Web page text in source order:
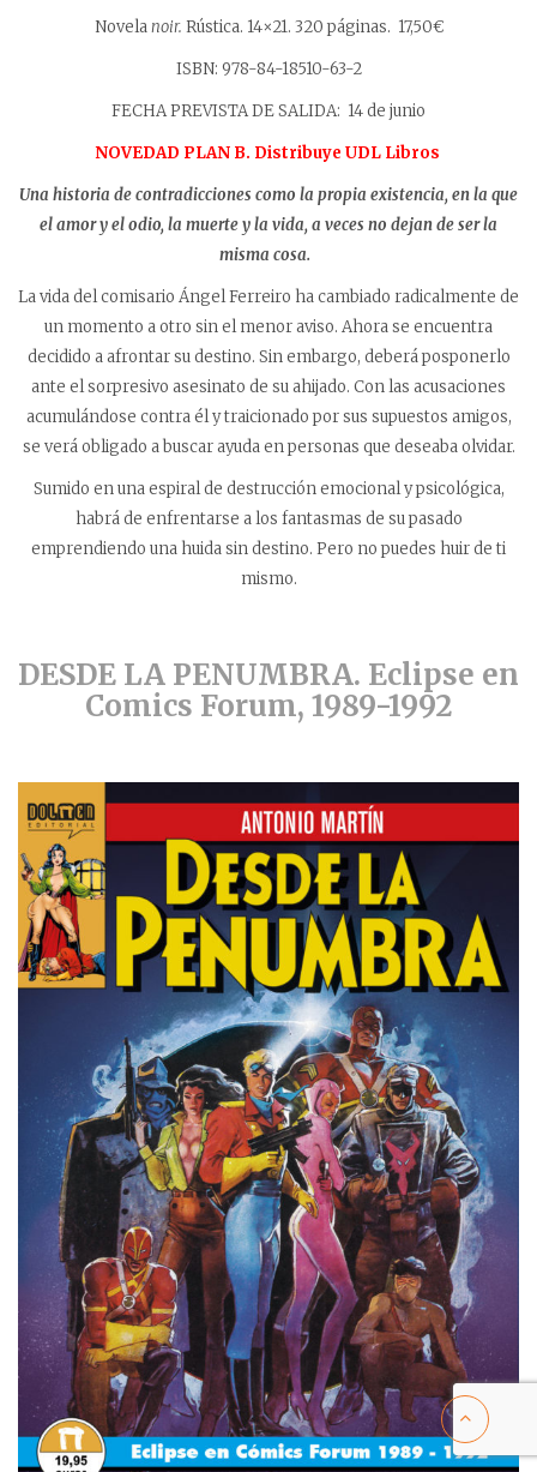
Novelanoir. Rústica. 14×21. 320 páginas. 17,50€
ISBN: 978-84-18510-63-2
FECHA PREVISTA DE SALIDA: 14 de junio
NOVEDAD PLAN B. Distribuye UDL Libros
Una historia de contradicciones como la propia existencia, en la que
el amor y el odio, la muerte y la vida, a veces no dejan de ser la
misma cosa.
La vida del comisario Ángel Ferreiro ha cambiado radicalmente de
un momento a otro sin el menor aviso. Ahora se encuentra
decidido a afrontar su destino. Sin embargo, deberá posponerlo
ante el sorpresivo asesinato de su ahijado. Con las acusaciones
acumulándose contra él y traicionado por sus supuestos amigos,
se verá obligado a buscar ayuda en personas que deseaba olvidar.
Sumido en una espiral de destrucción emocional y psicológica,
habrá de enfrentarse a los fantasmas de su pasado
emprendiendo una huida sin destino. Pero no puedes huir de ti
mismo.
DESDE LA PENUMBRA. Eclipse en
Comics Forum, 1989-1992